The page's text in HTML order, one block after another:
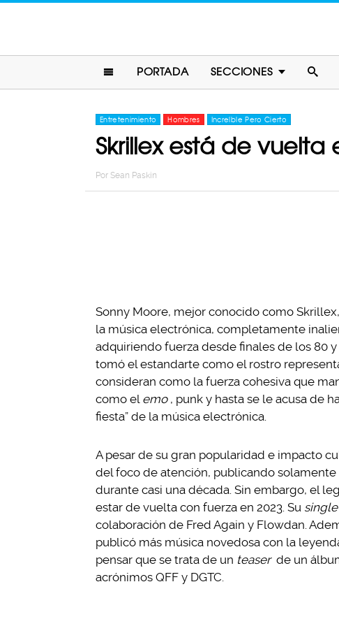
PORTADA SECCIONES
Entretenimiento Hombres Increíble Pero Cierto
Skrillex está de vuelta
Por Sean Paskin
Sonny Moore, mejor conocido como
la música electrónica, completamente
adquiriendo fuerza desde finales de los 80
tomó el estandarte como el rostro
consideran como la fuerza cohesiva que
como el emo , punk y hasta se le acusa de
fiesta” de la música electrónica.
A pesar de su gran popularidad e impacto
del foco de atención, publicando
durante casi una década. Sin embargo, el
estar de vuelta con fuerza en 2023. Su single
colaboración de Fred Again y Flowdan.
publicó más música novedosa con la
pensar que se trata de un teaser de un
acrónimos QFF y DGTC.